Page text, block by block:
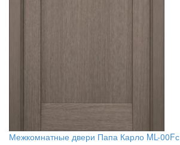
Межкомнатные двери Папа Карло ML-00Fс